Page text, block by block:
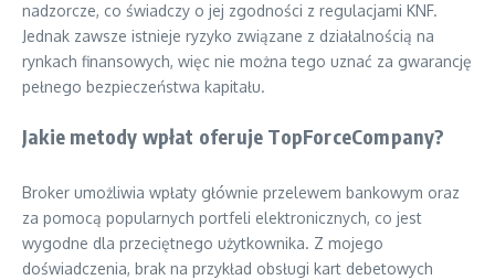
nadzorcze, co świadczy o jej zgodności z regulacjami KNF.
Jednak zawsze istnieje ryzyko związane z działalnością na
rynkach finansowych, więc nie można tego uznać za gwarancję
pełnego bezpieczeństwa kapitału.
Jakie metody wpłat oferuje TopForceCompany?
Broker umożliwia wpłaty głównie przelewem bankowym oraz
za pomocą popularnych portfeli elektronicznych, co jest
wygodne dla przeciętnego użytkownika. Z mojego
doświadczenia, brak na przykład obsługi kart debetowych